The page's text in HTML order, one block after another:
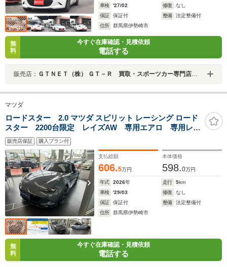
車検 '27/02 修復
なし
保証
保証付 整備
法定整備付
住所
群馬県伊勢崎市
無
料
今すぐ在庫確認・見積依頼
電話する
販売店： ＧＴＮＥＴ（株） ＧＴ－Ｒ 買取・スポーツカー専門店 ＧＴＮＥＴ群馬
マツダ
ロードスター 2.0 マツダ スピリット レーシング ロード
スター 2200台限定 レイズAW 専用エアロ 専用レカ
ロ 専用アルカンターラインパネ レッドキャリパー
専用トンネルメンバー 専用フロアマット クルーズコ
ントロール パークセンサー アルカンターラ巻ステア
販売店保証 購入プラン付
支払総額
606.5万円
本体価格
598.0万円
年式 2026年 走行 5km
車検
'29/03 修復
なし
保証
保証付 整備
法定整備付
住所
群馬県伊勢崎市
無
料
今すぐ在庫確認・見積依頼
電話する